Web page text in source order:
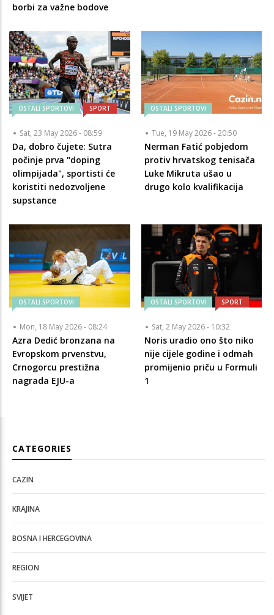
borbi za važne bodove
OSTALI SPORTOVI SPORT
Sat, 23 May 2026 - 08:59
Da, dobro čujete: Sutra
počinje prva "doping
olimpijada", sportisti će
koristiti nedozvoljene
supstance
OSTALI SPORTOVI
Tue, 19 May 2026 - 20:50
Nerman Fatić pobjedom
protiv hrvatskog tenisača
Luke Mikruta ušao u
drugo kolo kvalifikacija
OSTALI SPORTOVI
Mon, 18 May 2026 - 08:24
Azra Dedić bronzana na
Evropskom prvenstvu,
Crnogorcu prestižna
nagrada EJU-a
OSTALI SPORTOVI SPORT
Sat, 2 May 2026 - 10:32
Noris uradio ono što niko
nije cijele godine i odmah
promijenio priču u Formuli
1
CATEGORIES
CAZIN
KRAJINA
BOSNA I HERCEGOVINA
REGION
SVIJET